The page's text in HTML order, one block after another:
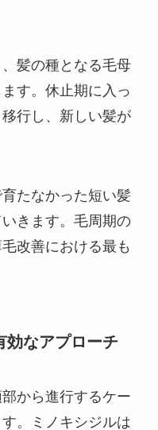
髪の種となる毛母
す。休止期に入っ
行し、新しい髪が
たなかった短い髪
きます。毛周期の
改善における最も
効なアプローチ
から進行するケー
。ミノキシジルは